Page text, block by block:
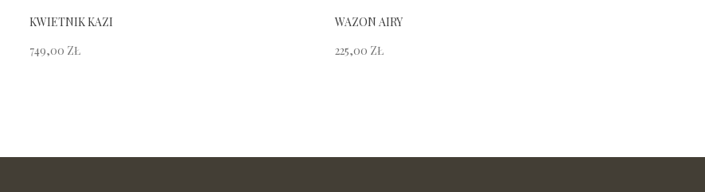
KWIETNIK KAZI
749,00 ZŁ
WAZON AIRY
225,00 ZŁ